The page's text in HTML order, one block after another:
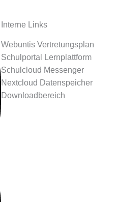
Interne Links
Webuntis Vertretungsplan
Schulportal Lernplattform
Schulcloud Messenger
Nextcloud Datenspeicher
Downloadbereich